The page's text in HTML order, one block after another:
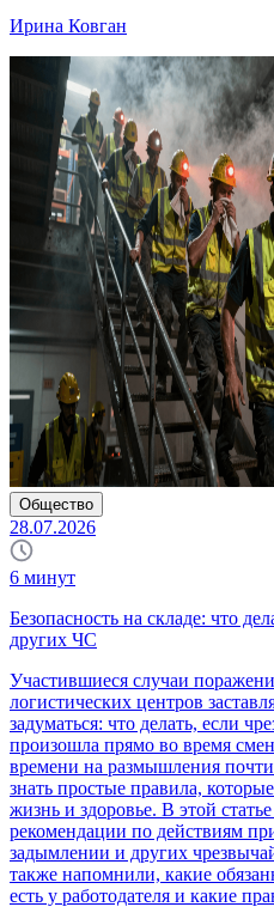
Ирина Ковган
Общество
28.07.2026
6 минут
Безопасность на складе: что
других ЧС
Участившиеся случаи
логистических центров
задуматься: что делать, если
произошла прямо во время
времени на размышления
знать простые правила,
жизнь и здоровье. В этой
рекомендации по действиям
задымлении и других
также напомнили, какие
есть у работодателя и какие